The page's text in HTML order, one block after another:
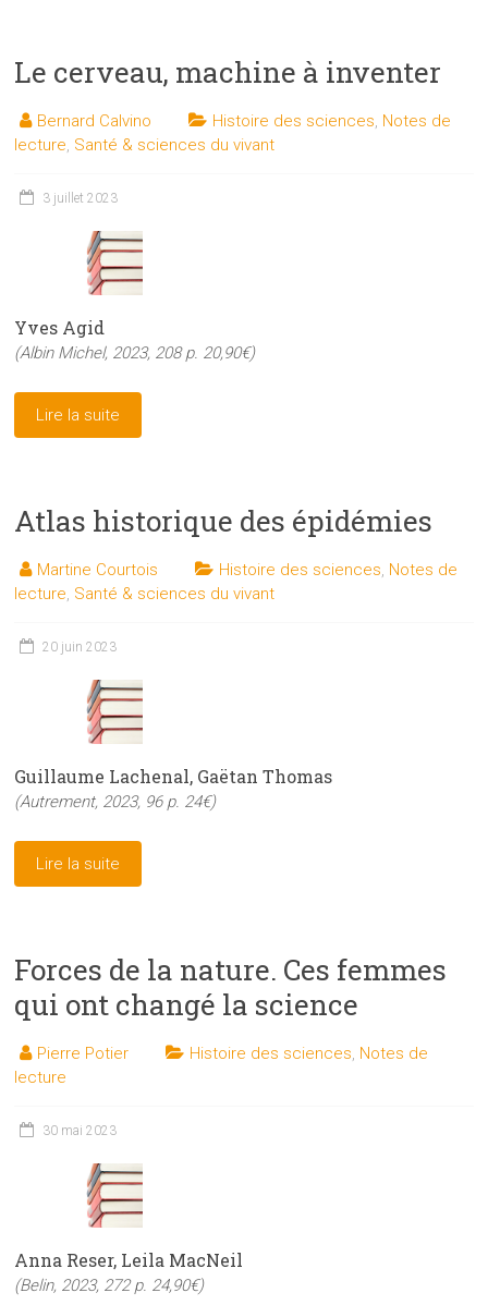
Le cerveau, machine à inventer
Bernard Calvino Histoire des sciences, Notes de
lecture, Santé & sciences du vivant
3 juillet 2023
Yves Agid
(Albin Michel, 2023, 208 p. 20,90€)
Lire la suite
Atlas historique des épidémies
Martine Courtois Histoire des sciences, Notes de
lecture, Santé & sciences du vivant
20 juin 2023
Guillaume Lachenal, Gaëtan Thomas
(Autrement, 2023, 96 p. 24€)
Lire la suite
Forces de la nature. Ces femmes
qui ont changé la science
Pierre Potier Histoire des sciences, Notes de
lecture
30 mai 2023
Anna Reser, Leila MacNeil
(Belin, 2023, 272 p. 24,90€)